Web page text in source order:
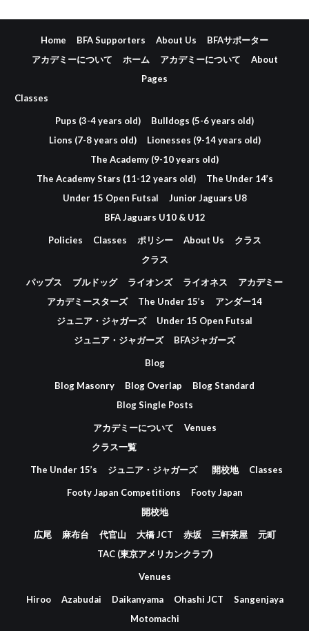
Home BFA Supporters About Us
BFAサポーター
アカデミーについて
ホーム アカデミーについて
About
Pages
Classes
Pups (3-4 years old)
Bulldogs (5-6 years old)
Lions (7-8 years old)
Lionesses (9-14 years old)
The Academy (9-10 years old)
The Academy Stars (11-12 years old)
The Under 14’s
Under 15 Open Futsal
Junior Jaguars U8
BFA Jaguars U10 & U12
Policies Classes ポリシー About Us
クラス
クラス
パップス ブルドッグ ライオンズ ライオネス
アカデミー
アカデミースターズ
The Under 15’s
アンダー14
ジュニア・ジャガーズ
Under 15 Open Futsal
ジュニア・ジャガーズ
BFAジャガーズ
Blog
Blog Masonry Blog Overlap
Blog Standard
Blog Single Posts
アカデミーについて
Venues
クラス一覧
The Under 15’s ジュニア・ジャガーズ 開校地 Classes
Footy Japan Competitions
Footy Japan
開校地
広尾 麻布台 代官山 大橋 JCT 赤坂 三軒茶屋
元町
TAC (東京アメリカンクラブ)
Venues
Hiroo Azabudai Daikanyama Ohashi JCT
Sangenjaya
Motomachi